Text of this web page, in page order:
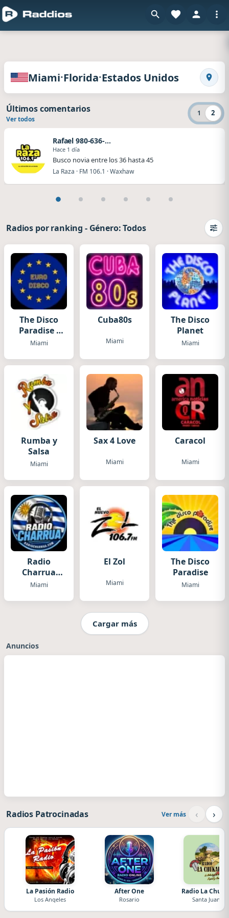
Radios de Miami · Florida · Estados Unidosen
Miami·Florida·Estados Unidos
1 2
Últimos comentarios
Ver todos
Rafael 980-636-0029
Hace 1 día
Busco novia entre los 36 hasta 45
La Raza · FM 106.1 · Waxhaw
Radios por ranking - Género: Todos
The Disco
Paradise -
Euro Disco
Miami
Cuba80s
Miami
The Disco
Planet
Miami
Rumba y
Salsa
Miami
Sax 4 Love
Miami
Caracol
Miami
Radio
Charrua
USA
Miami
El Zol
Miami
The Disco
Paradise
Miami
Cargar más
Anuncios
Radios Patrocinadas Ver más ‹ ›
La Pasión Radio
Los Angeles
After One
Rosario
Radio La
Santa Juana